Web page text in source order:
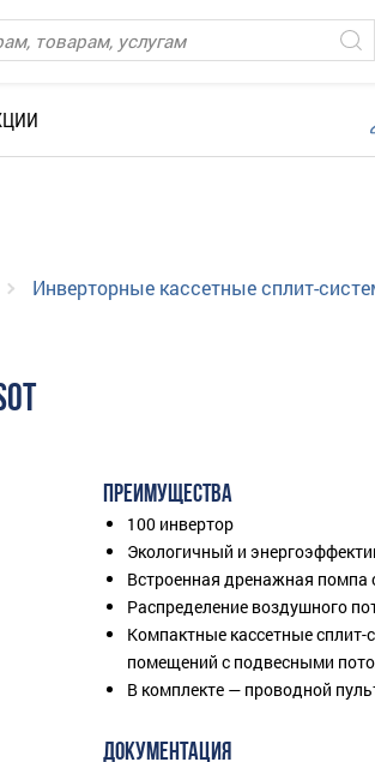
Инверторные кассетные сплит-
ПРЕИМУЩЕСТВА
100 инвертор
Экологичный и
Встроенная дренажная
Распределение воздушного
Компактные кассетные
помещений с подвесными
В комплекте — проводной
ДОКУМЕНТАЦИЯ